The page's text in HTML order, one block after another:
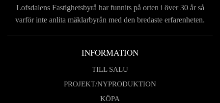
Lofsdalens Fastighetsbyrå har funnits på orten i över 30 år så
varför inte anlita mäklarbyrån med den bredaste erfarenheten.
INFORMATION
TILL SALU
PROJEKT/NYPRODUKTION
KÖPA